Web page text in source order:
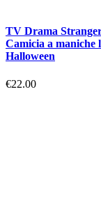
TV Drama
Camicia a maniche
Halloween
€22.00